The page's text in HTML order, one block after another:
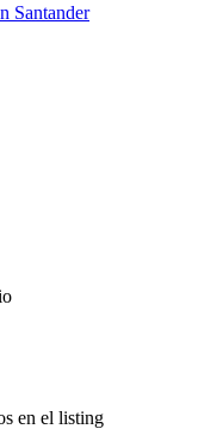
Santander
en el listing